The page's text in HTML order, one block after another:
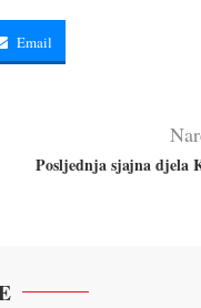
Email
Posljednja sjajna djela